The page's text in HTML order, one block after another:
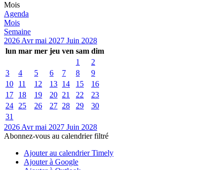
Mois
Agenda
Mois
Semaine
2026 Avrmai 2027 Juin 2028
lun mar mer jeu ven sam dim
1
2
3
4 5 6 7 8
9
10
11 12 13 14 15
16
17
18 19 20 21 22
23
24
25 26 27 28 29
30
31
2026 Avrmai 2027 Juin 2028
Abonnez-vous au calendrier filtré
Ajouter au calendrier Timely
Ajouter à Google